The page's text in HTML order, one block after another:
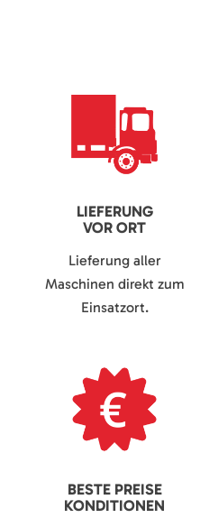
LIEFERUNG
VOR ORT
Lieferung aller
Maschinen direkt zum
Einsatzort.
BESTE PREISE
KONDITIONEN